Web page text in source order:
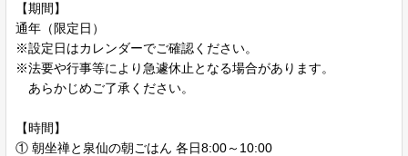
【期間】
通年（限定日）
※設定日はカレンダーでご確認ください。
※法要や行事等により急遽休止となる場合があります。
あらかじめご了承ください。
【時間】
① 朝坐禅と泉仙の朝ごはん 各日8:00～10:00